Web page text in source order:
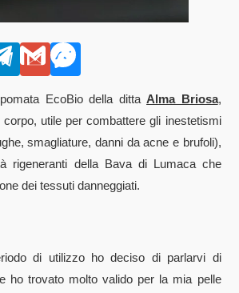
EcoBio della ditta Alma Briosa,
utile per combattere gli inestetismi
smagliature, danni da acne e brufoli),
rigeneranti della Bava di Lumaca che
dei tessuti danneggiati.
di utilizzo ho deciso di parlarvi di
ho trovato molto valido per la mia pelle